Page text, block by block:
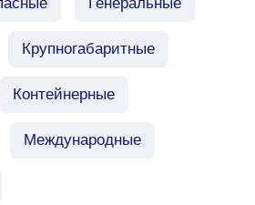
Крупногабаритные
Контейнерные
Международные